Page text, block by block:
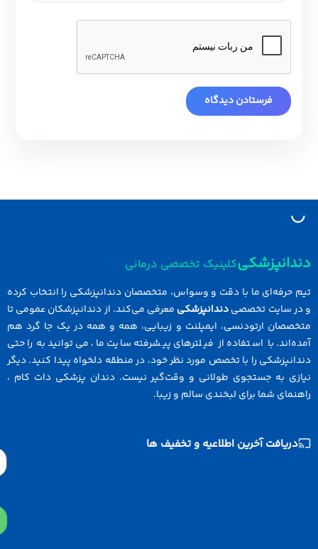
کلینیک تخصصی درمانی
حرفه‌ای ما با دقت و وسواس، متخصصان دندانپزشکی را انتخاب کرده
سایت تخصصیدندانپزشکیمعرفی می‌کند. از دندانپزشکان عمومی تا
ارتودنسی، ایمپلنت و زیبایی، همه و همه در یک جا گرد هم
با استفاده از فیلترهای پیشرفته سایت ما، می‌توانید به راحتی
را با تخصص مورد نظر خود، در منطقه دلخواه پیدا کنید. دیگر
به جستجوی طولانی و وقت‌گیر نیست. دندان پزشکی دات کام ،
شما برای لبخندی سالم و زیبا.
دریافت آخرین اطلاعیه و تخفیف ها